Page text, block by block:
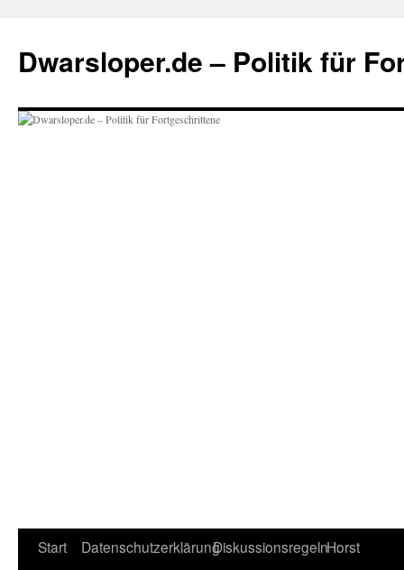
springen
Dwarsloper.de – Politik für
Start DatenschutzerklärungDiskussionsregelnHorst